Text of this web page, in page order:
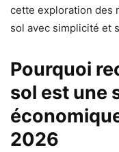
cette exploration des
sol avec simplicité et
Pourquoi
sol est une
2026